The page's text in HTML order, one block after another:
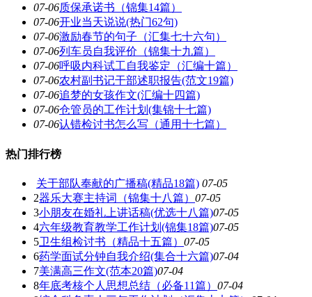
07-06质保承诺书（锦集14篇）
07-06开业当天说说(热门62句)
07-06激励春节的句子（汇集七十六句）
07-06列车员自我评价（锦集十九篇）
07-06呼吸内科试工自我鉴定（汇编十篇）
07-06农村副书记干部述职报告(范文19篇)
07-06追梦的女孩作文(汇编十四篇)
07-06仓管员的工作计划(集锦十七篇)
07-06认错检讨书怎么写（通用十七篇）
热门排行榜
关于部队奉献的广播稿(精品18篇) 07-05
2器乐大赛主持词（锦集十八篇） 07-05
3小朋友在婚礼上讲话稿(优选十八篇)07-05
4六年级教育教学工作计划(锦集18篇)07-05
5卫生组检讨书（精品十五篇） 07-05
6药学面试分钟自我介绍(集合十六篇)07-04
7美满高三作文(范本20篇)07-04
8年底考核个人思想总结（必备11篇） 07-04